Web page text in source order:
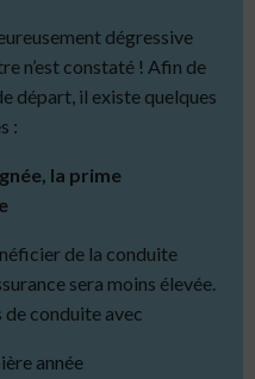
dégressive
n’est constaté ! Afin de
départ, il existe quelques
:
la prime
de la conduite
sera moins élevée.
de conduite avec
année